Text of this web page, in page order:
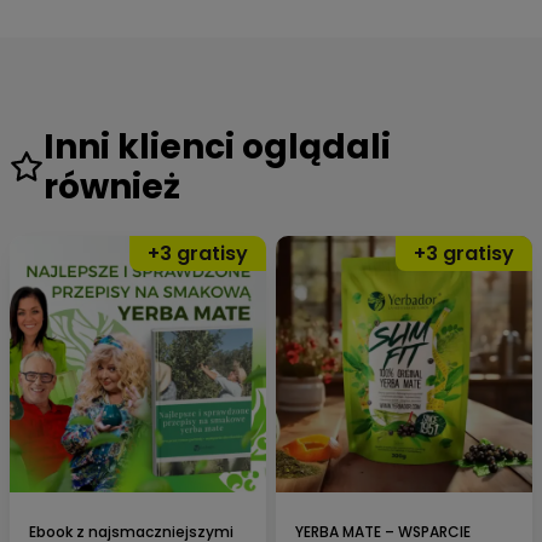
⭐Z ostatniej chwili:
Narodowy Instytut Leków wydał
Certyfikat Jakości dla
Yerbadorw elitarnym programie „Klaster Suplementów
Diety i Produktów Leczniczych „. Państwowy Instytut
Badawczy potwierdził zawartość antyoksydantów.
Jesteśmy nr. 1 w Europie.
– udowodniono czystość farmaceutyczną
–Yerbador wspomaga spalać tłuszczeiwspiera
oczyszczanie,wspiera ochronę DNA.
Jesteśmy dumni, służąc250 000 klientom. Yerbador
Inni klienci oglądali
również
Ebook z najsmaczniejszymi
YERBA MATE – WSPARCIE